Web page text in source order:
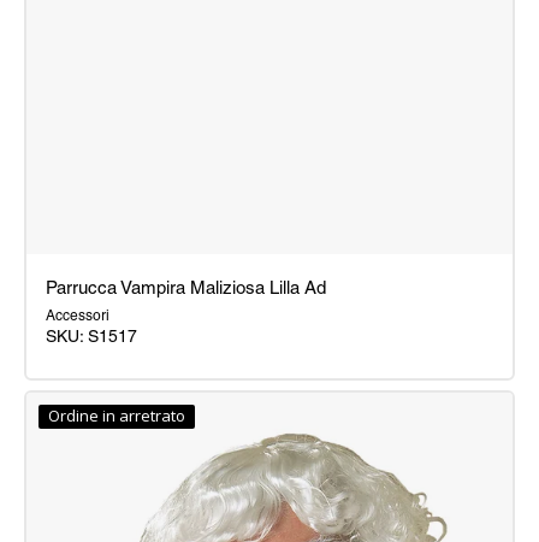
Parrucca
Vampira
Parrucca Vampira Maliziosa Lilla Ad
Accessori
SKU: S1517
Ordine in arretrato